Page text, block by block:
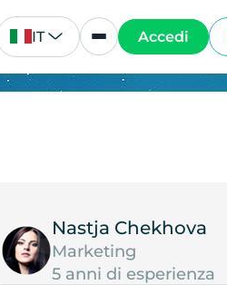
IT Accedi
Nastja Chekhova
Marketing
5 anni di esperienza